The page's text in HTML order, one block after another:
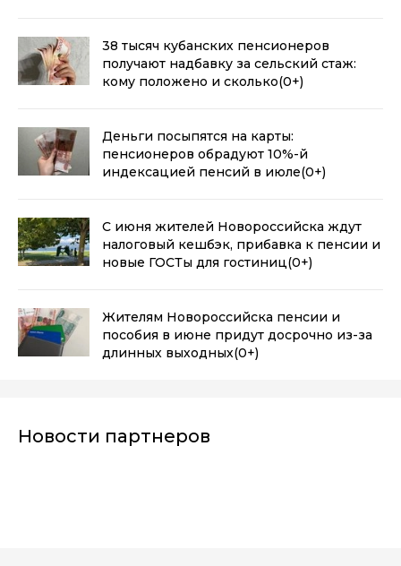
38 тысяч кубанских пенсионеров
получают надбавку за сельский стаж:
кому положено и сколько(0+)
Деньги посыпятся на карты:
пенсионеров обрадуют 10%-й
индексацией пенсий в июле(0+)
С июня жителей Новороссийска ждут
налоговый кешбэк, прибавка к пенсии и
новые ГОСТы для гостиниц(0+)
Жителям Новороссийска пенсии и
пособия в июне придут досрочно из-за
длинных выходных(0+)
Новости партнеров